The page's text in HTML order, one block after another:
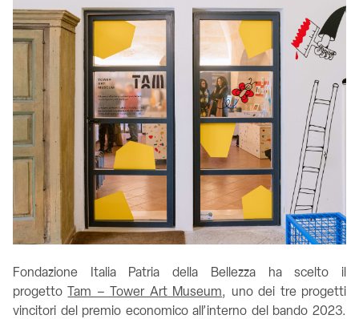
Fondazione Italia Patria della Bellezza ha scelto il
progetto
Tam – Tower Art Museum, uno dei tre progetti
vincitori del premio economico all’interno del bando 2023.